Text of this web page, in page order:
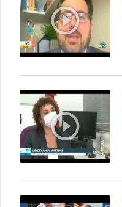
play_circle_outline
play_circle_outline